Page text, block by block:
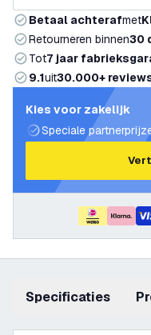
Betaal achterafmet
Retourneren binnen30
Tot7 jaar
9.1uit30.000+
Kies voor zakelijk
Speciale
Specificaties